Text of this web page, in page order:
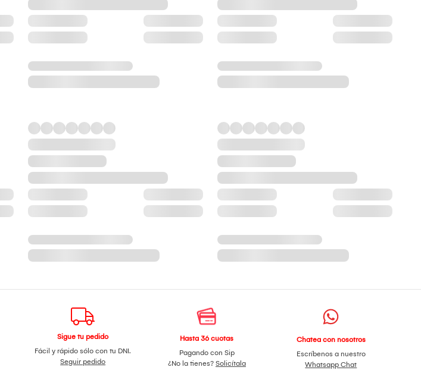
Sigue tu pedido
Fácil y rápido sólo con tu DNI.
Seguir pedido
Hasta 36 cuotas
Pagando con Sip
¿No la tienes? Solicítala
Chatea con nosotros
Escríbenos a nuestro
Whatsapp Chat